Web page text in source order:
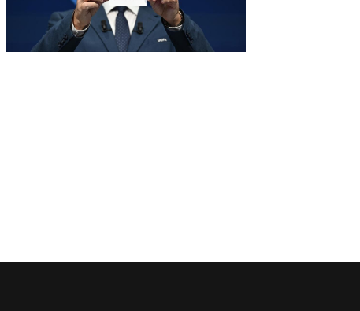
Futsal Week, l’Italia trionfa al
torneo di Porec: 3-1 alla Croazia in
finale